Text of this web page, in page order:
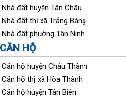
Nhà đất huyện Tân Châu
Nhà đất thị xã Trảng Bàng
Nhà đất phường Tân Ninh
CĂN HỘ
Căn hộ huyện Châu Thành
Căn hộ thị xã Hòa Thành
Căn hộ huyện Tân Biên